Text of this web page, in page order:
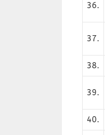
36.
37.
38.
39.
40.